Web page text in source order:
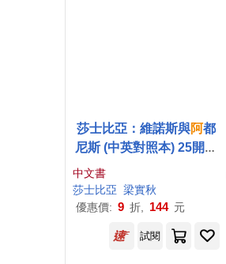
莎士比亞：維諾斯與阿都
尼斯 (中英對照本) 25開，
中文書
莎士比亞 梁實秋
優惠價: 9 折, 144 元
試閱